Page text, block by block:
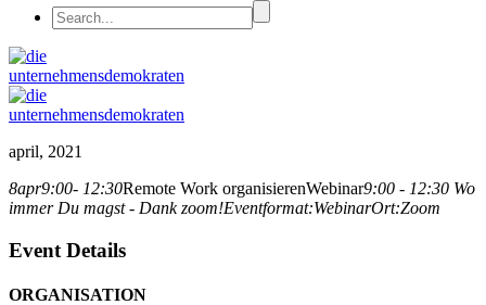
april, 2021
8apr9:00- 12:30Remote Work organisierenWebinar9:00 - 12:30 Wo
immer Du magst - Dank zoom!Eventformat:WebinarOrt:Zoom
Event Details
ORGANISATION